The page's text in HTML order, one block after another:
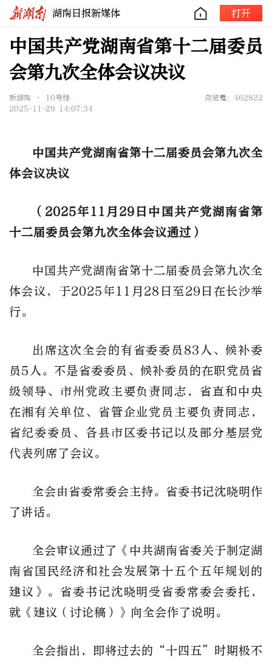
湖南日报新媒体 打开
中国共产党湖南省第十二届委员
会第九次全体会议决议
新湖南 • 10号楼
浏览量：462822
2025-11-29 14:07:34
中国共产党湖南省第十二届委员会第九次全
体会议决议
（2025年11月29日中国共产党湖南省第
十二届委员会第九次全体会议通过）
中国共产党湖南省第十二届委员会第九次全
体会议，于2025年11月28日至29日在长沙举
行。
出席这次全会的有省委委员83人、候补委
员5人。不是省委委员、候补委员的在职党员省
级领导、市州党政主要负责同志，省直和中央
在湘有关单位、省管企业党员主要负责同志，
省纪委委员、各县市区委书记以及部分基层党
代表列席了会议。
全会由省委常委会主持。省委书记沈晓明作
了讲话。
全会审议通过了《中共湖南省委关于制定湖
南省国民经济和社会发展第十五个五年规划的
建议》。省委书记沈晓明受省委常委会委托，
就《建议（讨论稿）》向全会作了说明。
全会指出，即将过去的“十四五”时期极不